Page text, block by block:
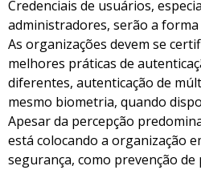
Credenciais de usuários,
administradores, serão a
As organizações devem se
melhores práticas de
diferentes, autenticação de
mesmo biometria, quando
Apesar da percepção
está colocando a organização
segurança, como prevenção de